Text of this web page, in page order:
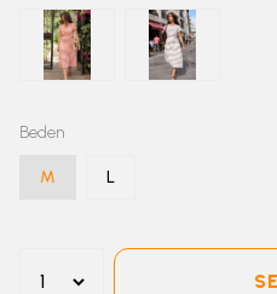
Beden
M L